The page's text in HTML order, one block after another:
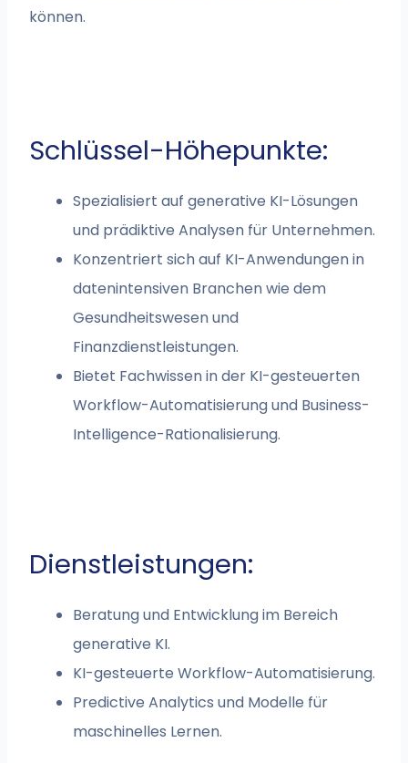
können.
Schlüssel-Höhepunkte:
Spezialisiert auf generative KI-Lösungen
und prädiktive Analysen für Unternehmen.
Konzentriert sich auf KI-Anwendungen in
datenintensiven Branchen wie dem
Gesundheitswesen und
Finanzdienstleistungen.
Bietet Fachwissen in der KI-gesteuerten
Workflow-Automatisierung und Business-
Intelligence-Rationalisierung.
Dienstleistungen:
Beratung und Entwicklung im Bereich
generative KI.
KI-gesteuerte Workflow-Automatisierung.
Predictive Analytics und Modelle für
maschinelles Lernen.